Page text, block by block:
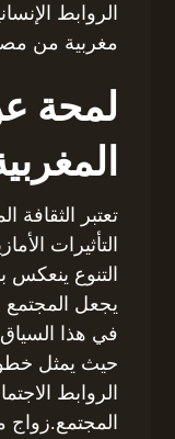
الروابط
مغربية من
لمحة
تعتبر الثقافة
التأثيرات
التنوع ينعكس
يجعل المجتمع
في هذا
حيث يمثل
الروابط